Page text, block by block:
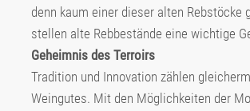
denn kaum einer dieser alten Rebstöcke
stellen alte Rebbestände eine wichtige
Geheimnis des Terroirs
Tradition und Innovation zählen
Weingutes. Mit den Möglichkeiten der